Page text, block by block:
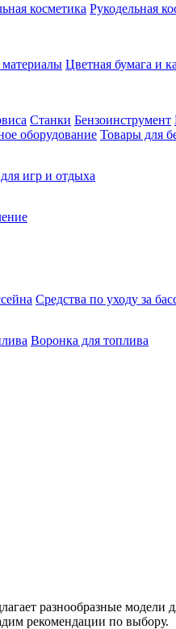
косметика Рукодельная
материалы Цветная бумага и
Станки Бензоинструмент
оборудование Товары для
игр и отдыха
Средства по уходу за
Воронка для топлива
разнообразные модели
рекомендации по выбору.